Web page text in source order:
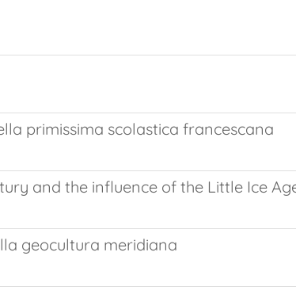
primissima scolastica francescana
and the influence of the Little Ice
geocultura meridiana